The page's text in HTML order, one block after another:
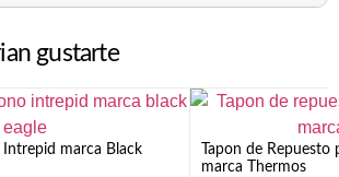
gustarte
Intrepid marca Black
Tapon de Repuesto
marca Thermos